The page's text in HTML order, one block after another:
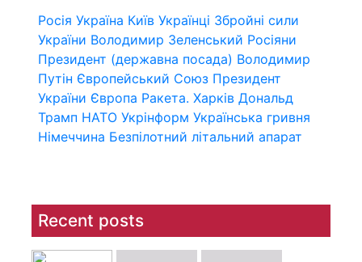
Росія Україна Київ Українці Збройні сили
України Володимир Зеленський Росіяни
Президент (державна посада) Володимир
Путін Європейський Союз Президент
України Європа Ракета. Харків Дональд
Трамп НАТО Укрінформ Українська гривня
Німеччина Безпілотний літальний апарат
Recent posts